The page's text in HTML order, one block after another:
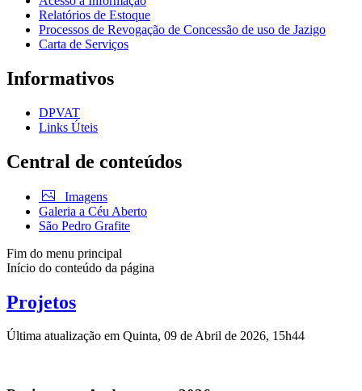
Relatórios de Estoque
Processos de Revogação de Concessão de uso de Jazigo
Carta de Serviços
Informativos
DPVAT
Links Úteis
Central de conteúdos
Imagens
Galeria a Céu Aberto
São Pedro Grafite
Fim do menu principal
Início do conteúdo da página
Projetos
Última atualização em Quinta, 09 de Abril de 2026, 15h44